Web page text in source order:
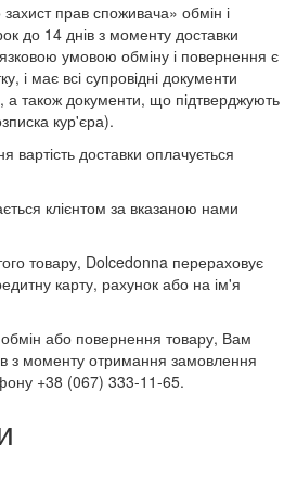
прав споживача» обмін і
до 14 днів з моменту доставки
умовою обміну і повернення є
і має всі супровідні документи
а також документи, що підтверджують
кур'єра).
вартість доставки оплачується
клієнтом за вказаною нами
товару, Dolcedonna перераховує
карту, рахунок або на ім'я
або повернення товару, Вам
з моменту отримання замовлення
+38 (067) 333-11-65.